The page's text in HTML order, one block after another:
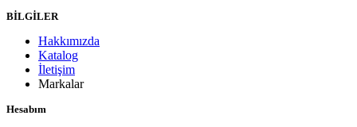
BİLGİLER
Hakkımızda
Katalog
İletişim
Markalar
Hesabım